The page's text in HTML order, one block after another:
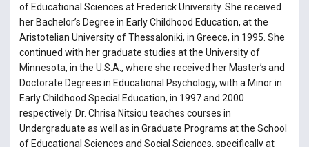
of Educational Sciences at Frederick University. She received
her Bachelor’s Degree in Early Childhood Education, at the
Aristotelian University of Thessaloniki, in Greece, in 1995. She
continued with her graduate studies at the University of
Minnesota, in the U.S.A., where she received her Master’s and
Doctorate Degrees in Educational Psychology, with a Minor in
Early Childhood Special Education, in 1997 and 2000
respectively. Dr. Chrisa Nitsiou teaches courses in
Undergraduate as well as in Graduate Programs at the School
of Educational Sciences and Social Sciences, specifically at